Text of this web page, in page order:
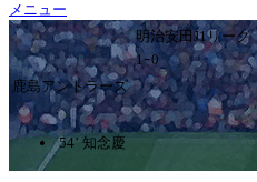
メニュー
明治安田J1リーグ
1ｰ0
鹿島アントラーズ
54’ 知念慶